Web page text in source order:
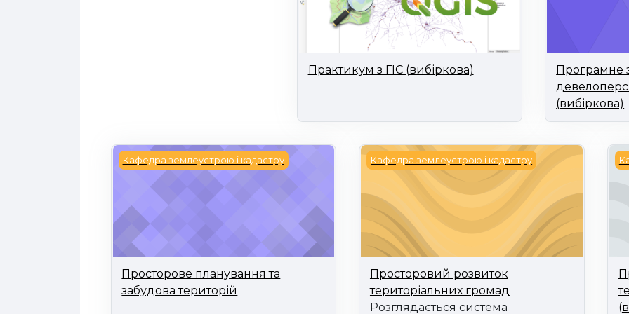
Практикум з ГІС (вибіркова)
Програмне
(вибіркова)
Просторове планування та забудова територій
Кафедра землеустрою і кадастру
Просторове планування та
забудова територій
Просторовий розвиток територіальних
Кафедра землеустрою і кадастру
Просторовий розвиток
територіальних громад
Розглядається система